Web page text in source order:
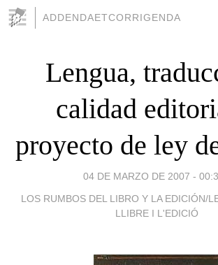
ADDENDAETCORRIGENDA
Lengua,
calidad
proyecto de ley
04 DE MARZO DE 2007 -
LOS RUMBOS DEL LIBRO Y LA EDICIÓN/
LLIBRE I L'EDICIÓ